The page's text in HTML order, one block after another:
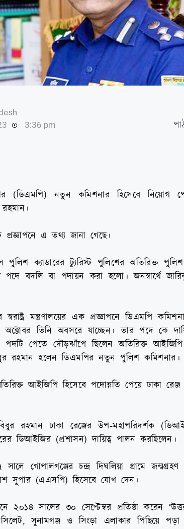
3:36 pm
(ডিএমপি) নতুন কমিশনার হিসেবে নিয়োগ
এ তথ্য জানা গেছে।
পুলিশ ক্যাডারের ট্যুরিস্ট পুলিশের অতিরিক্ত
বদলি বা পদায়ন করা হলো। জনস্বার্থে
মন্ত্রণালয়ের এক প্রজ্ঞাপনে ডিএমপি
তিনি অবসরে যাচ্ছেন। তার পদে কে
পদটি পেতে দৌড়ঝাঁপে ছিলেন অতিরিক্ত আইজিপি
রহমান হলেন ডিএমপির নতুন পুলিশ কমিশনার।
আইজিপি হিসেবে পদোন্নতি পেয়ে ঢাকা রেঞ্জ
রহমান ঢাকা রেঞ্জের উপ-মহাপরিদর্শক
ডিআইজির (প্রশাসন) দায়িত্ব পালন করছিলেন।
গোপালগঞ্জের চন্দ্র দিঘলিয়া গ্রামে
সুপার (এএসপি) হিসেবে যোগ দেন।
২০১৪ সালের ৩০ সেপ্টেম্বর প্রতিষ্ঠা করেন
সিলেট, সুনামগঞ্জ ও সিংড়া এলাকার পিছিয়ে